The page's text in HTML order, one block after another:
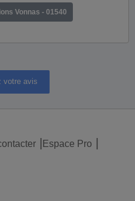
Vonnas - 01540
votre avis
Espace Pro